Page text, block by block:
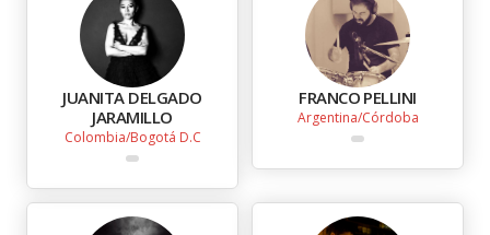
JUANITA DELGADO
JARAMILLO
Colombia Bogotá D.C
FRANCO PELLINI
Argentina Córdoba